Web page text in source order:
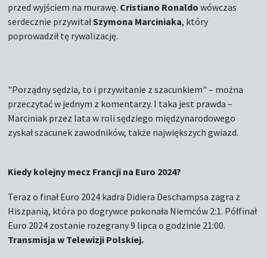
przed wyjściem na murawę. Cristiano Ronaldo wówczas
serdecznie przywitałSzymona Marciniaka, który
poprowadził tę rywalizację.
"Porządny sędzia, to i przywitanie z szacunkiem" – można
przeczytać w jednym z komentarzy. I taka jest prawda –
Marciniak przez lata w roli sędziego międzynarodowego
zyskał szacunek zawodników, także największych gwiazd.
Kiedy kolejny mecz Francji na Euro 2024?
Teraz o finał Euro 2024 kadra Didiera Deschampsa zagra z
Hiszpanią, która po dogrywce pokonała Niemców 2:1. Półfinał
Euro 2024 zostanie rozegrany 9 lipca o godzinie 21:00.
Transmisja w Telewizji Polskiej.